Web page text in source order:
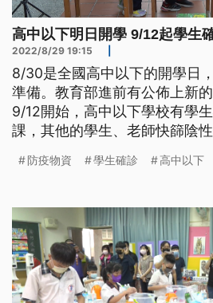
高中以下明日開學 9/12起學生
2022/8/29 19:15
8/30是全國高中以下的開學日
準備。教育部進前有公佈上新
9/12開始，高中以下學校有學
課，其他的學生、老師快篩陰
課。
防疫物資 學生確診 高中以下